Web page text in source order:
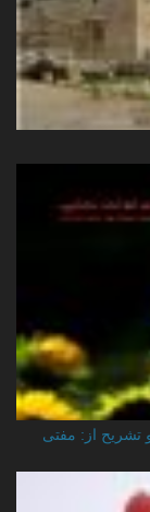
تشریح از: مفتی